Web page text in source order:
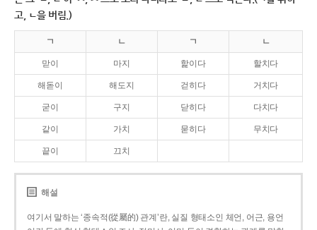
고, ㄴ을 버림.)
ㄱ ㄴ ㄱ ㄴ
맏이 마지 핥이다 할치다
해돋이 해도지 걷히다 거치다
굳이 구지 닫히다 다치다
같이 가치 묻히다 무치다
끝이 끄치
해설
여기서 말하는 ‘종속적(從屬的) 관계’란, 실질 형태소인 체언, 어근, 용언